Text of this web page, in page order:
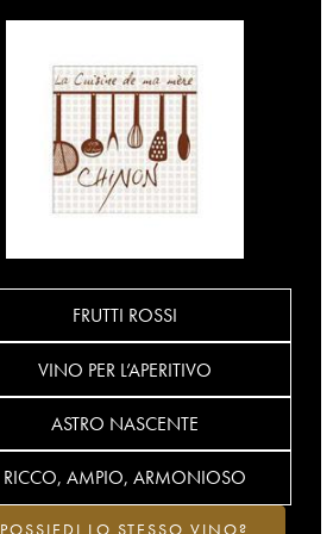
FRUTTI ROSSI
VINO PER L’APERITIVO
ASTRO NASCENTE
RICCO, AMPIO, ARMONIOSO
POSSIEDI LO STESSO VINO?